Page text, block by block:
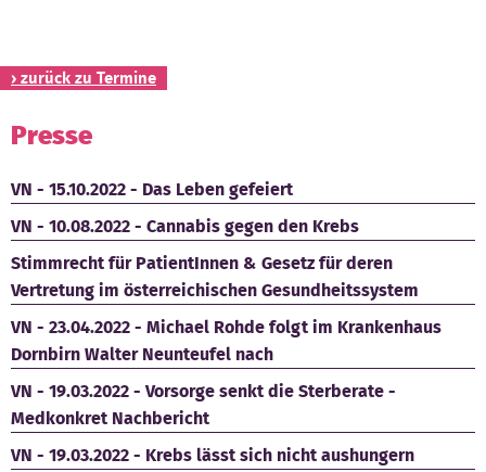
› zurück zu Termine
Presse
VN - 15.10.2022 - Das Leben gefeiert
VN - 10.08.2022 - Cannabis gegen den Krebs
Stimmrecht für PatientInnen & Gesetz für deren
Vertretung im österreichischen Gesundheitssystem
VN - 23.04.2022 - Michael Rohde folgt im Krankenhaus
Dornbirn Walter Neunteufel nach
VN - 19.03.2022 - Vorsorge senkt die Sterberate -
Medkonkret Nachbericht
VN - 19.03.2022 - Krebs lässt sich nicht aushungern